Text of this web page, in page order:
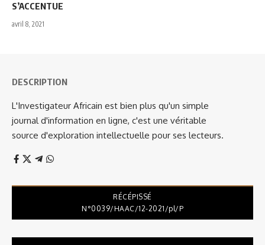
S’ACCENTUE
avril 8, 2021
DESCRIPTION
L'Investigateur Africain est bien plus qu'un simple
journal d'information en ligne, c'est une véritable
source d'exploration intellectuelle pour ses lecteurs.
RÉCÉPISSÉ
N°0039/HAAC/12-2021/pl/P